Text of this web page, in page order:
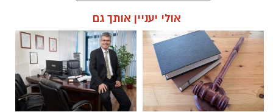
אלדה נתנאל / 10:02 07.08.26
אולי יעניין אותך גם